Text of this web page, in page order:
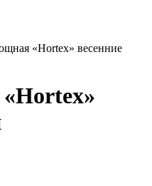
«Hortex» весенние